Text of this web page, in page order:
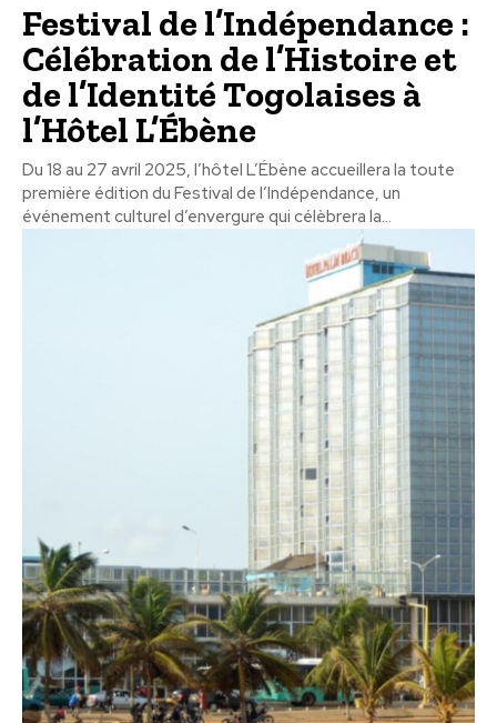
Festival de l’Indépendance :
Célébration de l’Histoire et
de l’Identité Togolaises à
l’Hôtel L’Ébène
Du 18 au 27 avril 2025, l’hôtel L’Ébène accueillera la toute
première édition du Festival de l’Indépendance, un
événement culturel d’envergure qui célèbrera la...